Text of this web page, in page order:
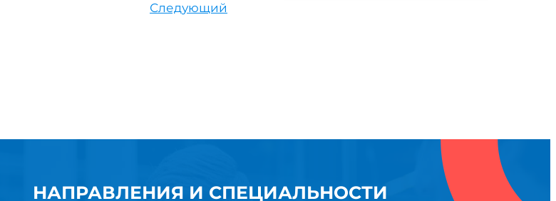
Следующий
НАПРАВЛЕНИЯ И СПЕЦИАЛЬНОСТИ